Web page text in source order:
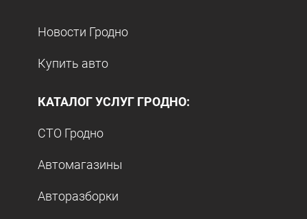
Новости Гродно
Купить авто
КАТАЛОГ УСЛУГ ГРОДНО:
СТО Гродно
Автомагазины
Авторазборки